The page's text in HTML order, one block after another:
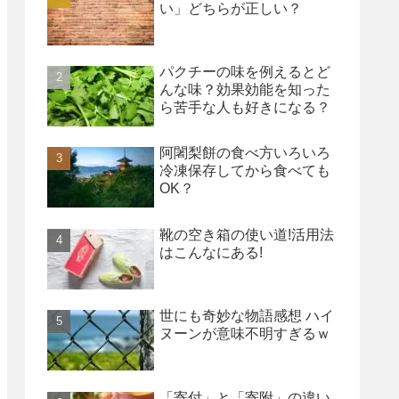
い」どちらが正しい？
パクチーの味を例えるとど
んな味？効果効能を知った
ら苦手な人も好きになる？
阿闍梨餅の食べ方いろいろ
冷凍保存してから食べても
OK？
靴の空き箱の使い道!活用法
はこんなにある!
世にも奇妙な物語感想 ハイ
ヌーンが意味不明すぎるｗ